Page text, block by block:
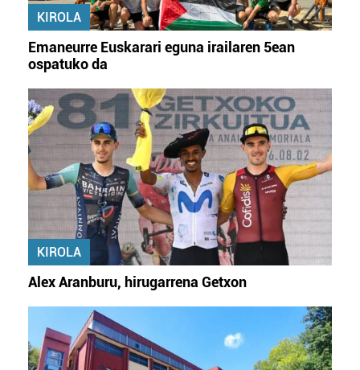
KIROLA
Emaneurre Euskarari eguna irailaren 5ean
ospatuko da
KIROLA
Alex Aranburu, hirugarrena Getxon